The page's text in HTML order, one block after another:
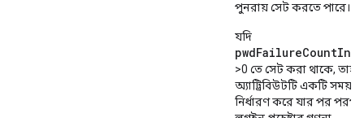
পুনরায় সেট করতে পারে।
যদি
>0 তে সেট করা থাকে,
অ্যাট্রিবিউটটি একটি
নির্ধারণ করে যার পর পরপর